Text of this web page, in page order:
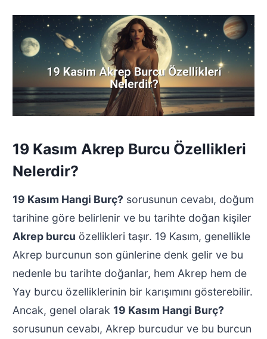
19 Kasım Akrep Burcu Özellikleri
Nelerdir?
19 Kasım Hangi Burç? sorusunun cevabı, doğum
tarihine göre belirlenir ve bu tarihte doğan kişiler
Akrep burcu özellikleri taşır. 19 Kasım, genellikle
Akrep burcunun son günlerine denk gelir ve bu
nedenle bu tarihte doğanlar, hem Akrep hem de
Yay burcu özelliklerinin bir karışımını gösterebilir.
Ancak, genel olarak 19 Kasım Hangi Burç?
sorusunun cevabı, Akrep burcudur ve bu burcun